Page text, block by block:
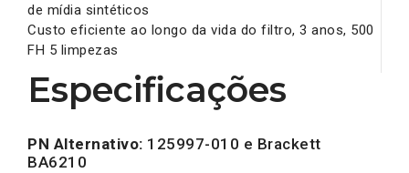
de mídia sintéticos
Custo eficiente ao longo da vida do filtro, 3 anos, 500
FH 5 limpezas
Especificações
PN Alternativo: 125997-010 e Brackett
BA6210